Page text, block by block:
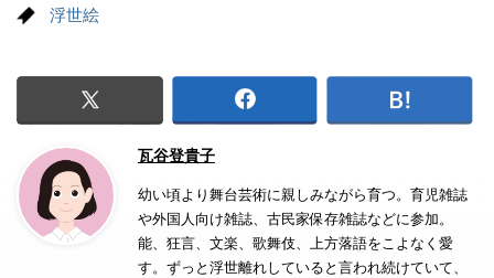
浮世絵
瓦谷登貴子
幼い頃より舞台芸術に親しみながら育つ。育児雑誌
や外国人向け雑誌、古民家保存雑誌などに参加。
能、狂言、文楽、歌舞伎、上方落語をこよなく愛
す。ずっと浮世離れしていると言われ続けていて、